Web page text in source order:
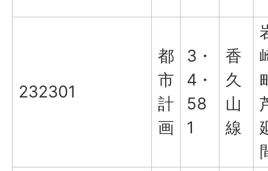
232301
都
市
計
画
3・
4・
58
1
香
久
山
線